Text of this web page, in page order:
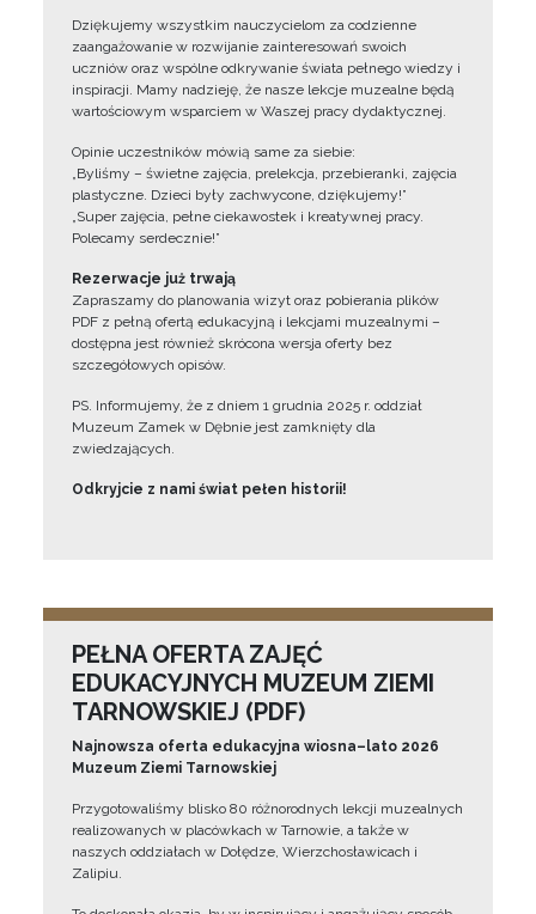
Dziękujemy wszystkim nauczycielom za codzienne
zaangażowanie w rozwijanie zainteresowań swoich
uczniów oraz wspólne odkrywanie świata pełnego wiedzy i
inspiracji. Mamy nadzieję, że nasze lekcje muzealne będą
wartościowym wsparciem w Waszej pracy dydaktycznej.
Opinie uczestników mówią same za siebie:
„Byliśmy – świetne zajęcia, prelekcja, przebieranki, zajęcia
plastyczne. Dzieci były zachwycone, dziękujemy!”
„Super zajęcia, pełne ciekawostek i kreatywnej pracy.
Polecamy serdecznie!”
Rezerwacje już trwają
Zapraszamy do planowania wizyt oraz pobierania plików
PDF z pełną ofertą edukacyjną i lekcjami muzealnymi –
dostępna jest również skrócona wersja oferty bez
szczegółowych opisów.
PS. Informujemy, że z dniem 1 grudnia 2025 r. oddział
Muzeum Zamek w Dębnie jest zamknięty dla
zwiedzających.
Odkryjcie z nami świat pełen historii!
PEŁNA OFERTA ZAJĘĆ
EDUKACYJNYCH MUZEUM ZIEMI
TARNOWSKIEJ (PDF)
Najnowsza oferta edukacyjna wiosna–lato 2026
Muzeum Ziemi Tarnowskiej
Przygotowaliśmy blisko 80 różnorodnych lekcji muzealnych
realizowanych w placówkach w Tarnowie, a także w
naszych oddziałach w Dołędze, Wierzchosławicach i
Zalipiu.